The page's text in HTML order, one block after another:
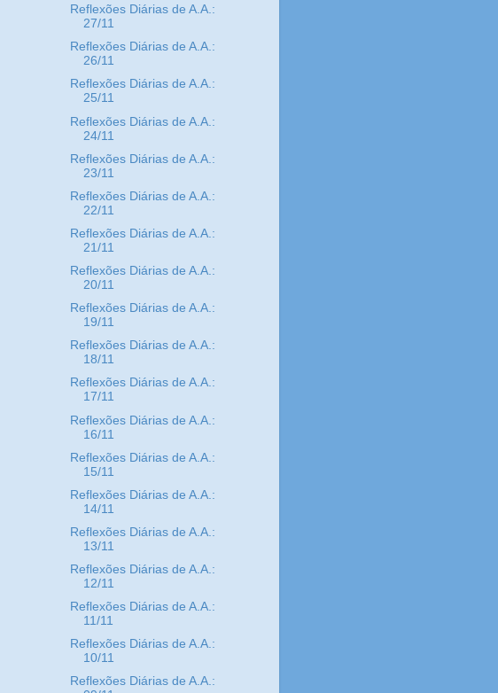
Reflexões Diárias de A.A.:
27/11
Reflexões Diárias de A.A.:
26/11
Reflexões Diárias de A.A.:
25/11
Reflexões Diárias de A.A.:
24/11
Reflexões Diárias de A.A.:
23/11
Reflexões Diárias de A.A.:
22/11
Reflexões Diárias de A.A.:
21/11
Reflexões Diárias de A.A.:
20/11
Reflexões Diárias de A.A.:
19/11
Reflexões Diárias de A.A.:
18/11
Reflexões Diárias de A.A.:
17/11
Reflexões Diárias de A.A.:
16/11
Reflexões Diárias de A.A.:
15/11
Reflexões Diárias de A.A.:
14/11
Reflexões Diárias de A.A.:
13/11
Reflexões Diárias de A.A.:
12/11
Reflexões Diárias de A.A.:
11/11
Reflexões Diárias de A.A.:
10/11
Reflexões Diárias de A.A.: